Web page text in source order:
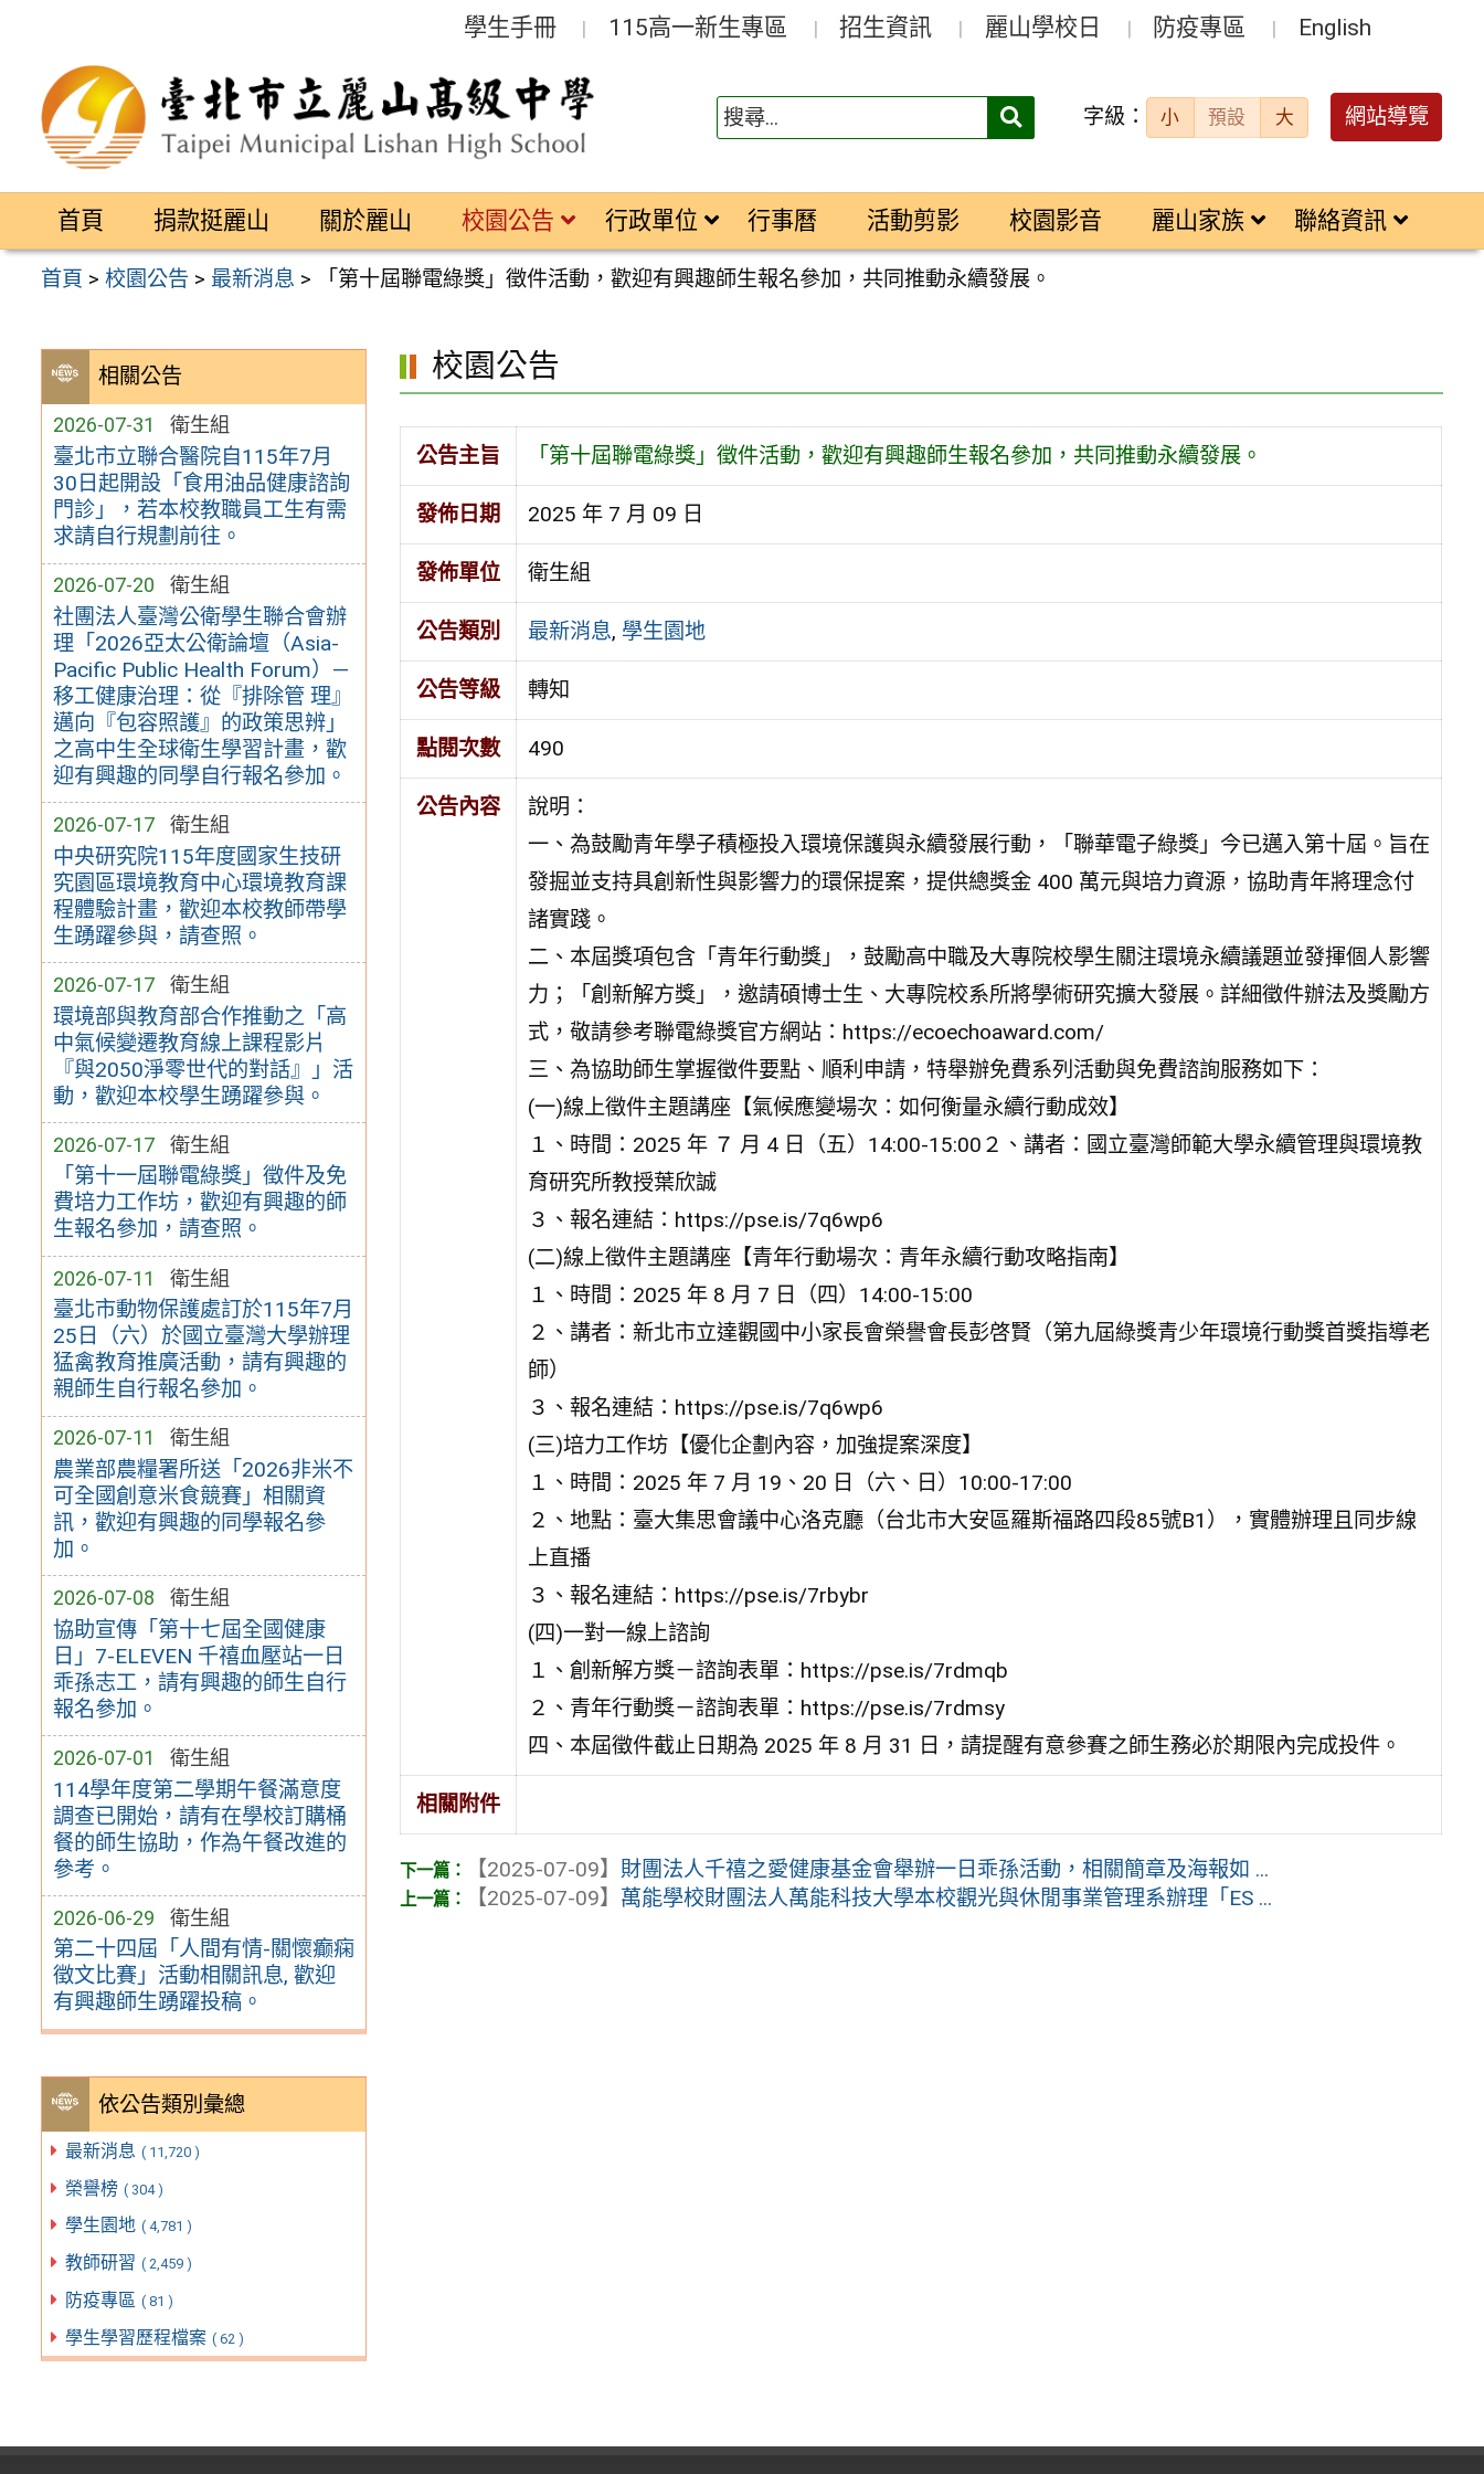
區
學生手冊 115高一新生專區 招生資訊 麗山學校日 防疫專區 English
搜
字級： 小 預設 大 網站導覽
首頁 捐款挺麗山 關於麗山 校園公告 行政單位 行事曆 活動剪影 校園影音 麗山家族 聯絡資訊
首頁 >校園公告 > 最新消息 > 「第十屆聯電綠獎」徵件活動，歡迎有興趣師生報名參加，共同推動永續發展。
相關公告
2026-07-31 衛生組
臺北市立聯合醫院自115年7月
30日起開設「食用油品健康諮詢
門診」，若本校教職員工生有需
求請自行規劃前往。
2026-07-20 衛生組
社團法人臺灣公衛學生聯合會辦
理「2026亞太公衛論壇（Asia-
Pacific Public Health Forum）—
移工健康治理：從『排除管 理』
邁向『包容照護』的政策思辨」
之高中生全球衛生學習計畫，歡
迎有興趣的同學自行報名參加。
2026-07-17 衛生組
中央研究院115年度國家生技研
究園區環境教育中心環境教育課
程體驗計畫，歡迎本校教師帶學
生踴躍參與，請查照。
2026-07-17 衛生組
環境部與教育部合作推動之「高
中氣候變遷教育線上課程影片
『與2050淨零世代的對話』」活
動，歡迎本校學生踴躍參與。
2026-07-17 衛生組
「第十一屆聯電綠獎」徵件及免
費培力工作坊，歡迎有興趣的師
生報名參加，請查照。
2026-07-11 衛生組
臺北市動物保護處訂於115年7月
25日（六）於國立臺灣大學辦理
猛禽教育推廣活動，請有興趣的
親師生自行報名參加。
2026-07-11 衛生組
農業部農糧署所送「2026非米不
可全國創意米食競賽」相關資
訊，歡迎有興趣的同學報名參
加。
2026-07-08 衛生組
協助宣傳「第十七屆全國健康
日」7-ELEVEN 千禧血壓站一日
乖孫志工，請有興趣的師生自行
報名參加。
2026-07-01 衛生組
114學年度第二學期午餐滿意度
調查已開始，請有在學校訂購桶
餐的師生協助，作為午餐改進的
參考。
2026-06-29 衛生組
第二十四屆「人間有情-關懷癫痫
徵文比賽」活動相關訊息, 歡迎
有興趣師生踴躍投稿。
依公告類別彙總
最新消息 ( 11,720 )
榮譽榜 ( 304 )
學生園地 ( 4,781 )
教師研習 ( 2,459 )
防疫專區 ( 81 )
學生學習歷程檔案 ( 62 )
校園公告
公告主旨 「第十屆聯電綠獎」徵件活動，歡迎有興趣師生報名參加，共同推動永續發展。
發佈日期 2025 年 7 月 09 日
發佈單位 衛生組
公告類別 最新消息, 學生園地
公告等級 轉知
點閱次數 490
公告內容
說明：
一、為鼓勵青年學子積極投入環境保護與永續發展行動，「聯華電子綠獎」今已邁入第十屆。旨在
發掘並支持具創新性與影響力的環保提案，提供總獎金 400 萬元與培力資源，協助青年將理念付
諸實踐。
二、本屆獎項包含「青年行動獎」，鼓勵高中職及大專院校學生關注環境永續議題並發揮個人影響
力；「創新解方獎」，邀請碩博士生、大專院校系所將學術研究擴大發展。詳細徵件辦法及獎勵方
式，敬請參考聯電綠獎官方網站：https://ecoechoaward.com/
三、為協助師生掌握徵件要點、順利申請，特舉辦免費系列活動與免費諮詢服務如下：
(一)線上徵件主題講座【氣候應變場次：如何衡量永續行動成效】
１、時間：2025 年 ７ 月 4 日（五）14:00-15:00２、講者：國立臺灣師範大學永續管理與環境教
育研究所教授葉欣誠
３、報名連結：https://pse.is/7q6wp6
(二)線上徵件主題講座【青年行動場次：青年永續行動攻略指南】
１、時間：2025 年 8 月 7 日（四）14:00-15:00
２、講者：新北市立達觀國中小家長會榮譽會長彭啓賢（第九屆綠獎青少年環境行動獎首獎指導老
師）
３、報名連結：https://pse.is/7q6wp6
(三)培力工作坊【優化企劃內容，加強提案深度】
１、時間：2025 年 7 月 19、20 日（六、日）10:00-17:00
２、地點：臺大集思會議中心洛克廳（台北市大安區羅斯福路四段85號B1），實體辦理且同步線
上直播
３、報名連結：https://pse.is/7rbybr
(四)一對一線上諮詢
１、創新解方獎－諮詢表單：https://pse.is/7rdmqb
２、青年行動獎－諮詢表單：https://pse.is/7rdmsy
四、本屆徵件截止日期為 2025 年 8 月 31 日，請提醒有意參賽之師生務必於期限內完成投件。
相關附件
【2025-07-09】 財團法人千禧之愛健康基金會舉辦一日乖孫活動，相關簡章及海報如 ...
【2025-07-09】 萬能學校財團法人萬能科技大學本校觀光與休閒事業管理系辦理「ES ...